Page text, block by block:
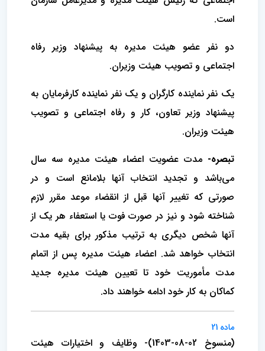
است.
دو نفر عضو هیئت مدیره به پیشنهاد وزیر رفاه
اجتماعی و تصویب هیئت ‌وزیران.
یک نفر نماینده کارگران و یک نفر نماینده کارفرمایان به
پیشنهاد وزیر تعاون، کار و رفاه اجتماعی و تصویب
هیئت وزیران.
تبصره- مدت عضویت اعضاء هیئت مدیره سه سال
می‌باشد و تجدید انتخاب آنها بلامانع است و در
صورتی که تغییر آنها قبل از انقضاء موعد ‌مقرر لازم
شناخته شود و نیز در صورت فوت یا استعفاء هر یک از
آنها شخص دیگری به ترتیب مذکور برای بقیه مدت
انتخاب خواهد شد. اعضاء هیئت ‌مدیره پس از اتمام
مدت مأموریت خود تا تعیین هیئت مدیره جدید
کماکان به کار خود ادامه خواهند داد.
ماده 21
(منسوخ 02-08-1403)- وظایف و اختیارات هیئت